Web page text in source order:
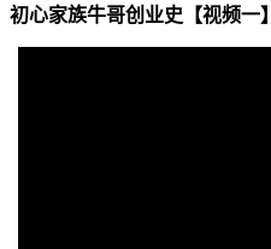
初心家族牛哥创业史【视频一】